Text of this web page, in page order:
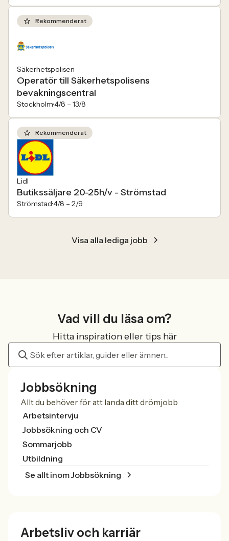
Rekommenderat
Säkerhetspolisen
Operatör till Säkerhetspolisens
bevakningscentral
Stockholm4/8 – 13/8
Rekommenderat
Lidl
Butikssäljare 20-25h/v - Strömstad
Strömstad4/8 – 2/9
Visa alla lediga jobb
Vad vill du läsa om?
Hitta inspiration eller tips här
Jobbsökning
Allt du behöver för att landa ditt drömjobb
Arbetsintervju
Jobbsökning och CV
Sommarjobb
Utbildning
Se allt inom Jobbsökning
Arbetsliv och karriär